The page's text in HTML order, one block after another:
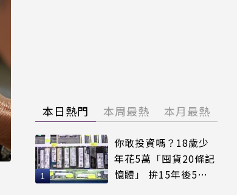
本日熱門 本周最熱 本月最熱
你敢投資嗎？18歲少
年花5萬「囤貨20條記
憶體」 拚15年後5倍